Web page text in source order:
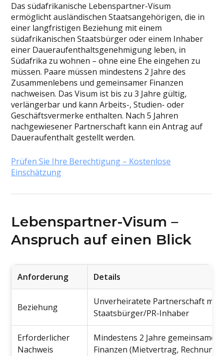
Das südafrikanische Lebenspartner-Visum
ermöglicht ausländischen Staatsangehörigen, die in
einer langfristigen Beziehung mit einem
südafrikanischen Staatsbürger oder einem Inhaber
einer Daueraufenthaltsgenehmigung leben, in
Südafrika zu wohnen – ohne eine Ehe eingehen zu
müssen. Paare müssen mindestens 2 Jahre des
Zusammenlebens und gemeinsamer Finanzen
nachweisen. Das Visum ist bis zu 3 Jahre gültig,
verlängerbar und kann Arbeits-, Studien- oder
Geschäftsvermerke enthalten. Nach 5 Jahren
nachgewiesener Partnerschaft kann ein Antrag auf
Daueraufenthalt gestellt werden.
Prüfen Sie Ihre Berechtigung – Kostenlose
Einschätzung
Lebenspartner-Visum –
Anspruch auf einen Blick
Anforderung Details
Beziehung
Unverheiratete Partnerschaft mit
Staatsbürger/PR-Inhaber
Erforderlicher
Nachweis
Mindestens 2 Jahre
Finanzen (Mietvertrag,